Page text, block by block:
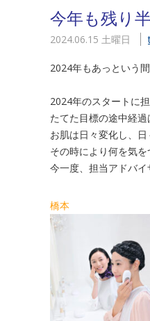
今年も残り
2024.06.15 土曜日
2024年もあっという
2024年のスタートに
たてた目標の途中経
お肌は日々変化し、
その時により何を気
今一度、担当アドバ
橋本